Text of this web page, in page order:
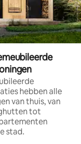
hebben alle
van thuis, van
tot
stad.